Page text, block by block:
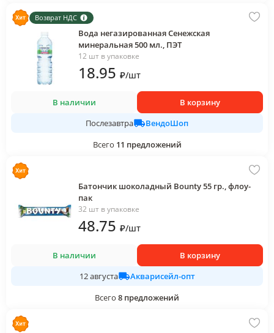
Возврат НДС
Вода негазированная Сенежская
минеральная 500 мл., ПЭТ
12 шт в упаковке
18.95 ₽/шт
В наличии
В корзину
Послезавтра
ВендоШоп
Всего 11 предложений
Батончик шоколадный Bounty 55 гр., флоу-
пак
32 шт в упаковке
48.75 ₽/шт
В наличии
В корзину
12 августа
Акварисейл-опт
Всего 8 предложений